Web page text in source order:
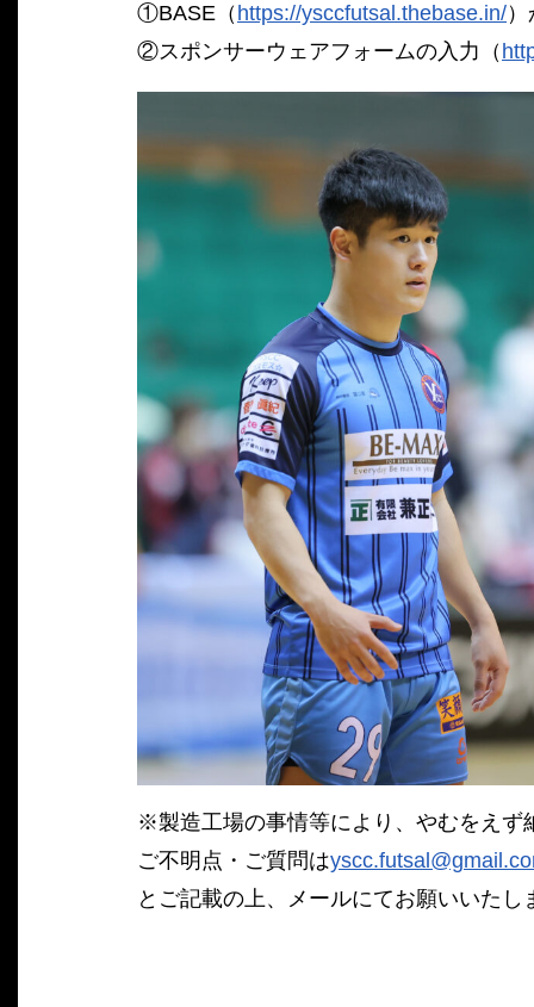
①BASE（ https://ysccfutsal.thebase.in/
②スポンサーウェアフォームの入力（
※製造工場の事情等により、やむをえず
ご不明点・ご質問は
とご記載の上、メールにてお願いいたし